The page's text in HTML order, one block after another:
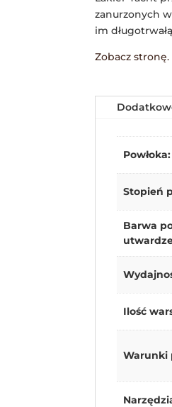
zanurzonych
im
Zobacz stronę.
Powłoka:
Stopień
Barwa
Ilość
Warunki